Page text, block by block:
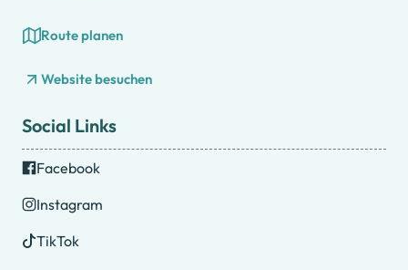
Route planen
Website besuchen
Social Links
Facebook
Instagram
TikTok